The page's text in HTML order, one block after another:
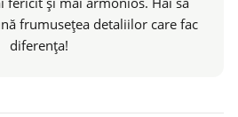
frumusețea detaliilor care fac
diferența!